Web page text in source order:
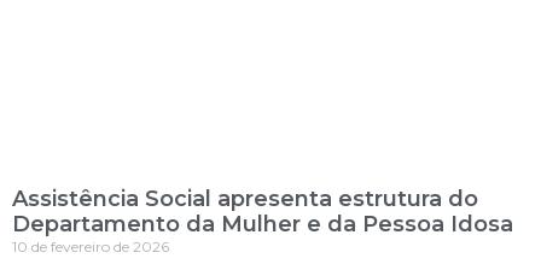
Assistência Social apresenta estrutura do
Departamento da Mulher e da Pessoa Idosa
10 de fevereiro de 2026